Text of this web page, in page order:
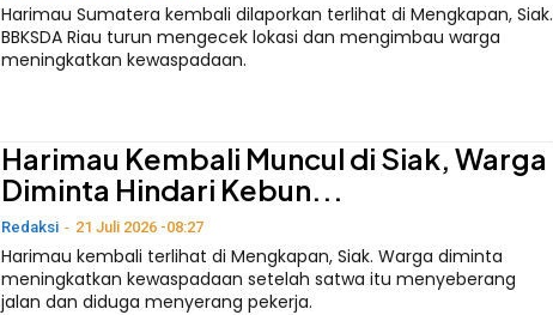
Harimau Sumatera kembali dilaporkan terlihat di Mengkapan, Siak.
BBKSDA Riau turun mengecek lokasi dan mengimbau warga
meningkatkan kewaspadaan.
Harimau Kembali Muncul di Siak, Warga
Diminta Hindari Kebun...
Redaksi - 21 Juli 2026 -08:27
Harimau kembali terlihat di Mengkapan, Siak. Warga diminta
meningkatkan kewaspadaan setelah satwa itu menyeberang
jalan dan diduga menyerang pekerja.